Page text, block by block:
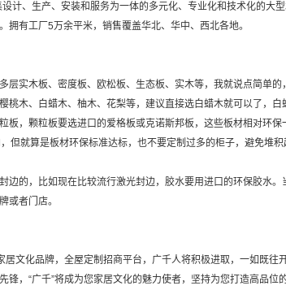
计、生产、安装和服务为一体的多元化、专业化和技术化的大型
有工厂5万余平米，销售覆盖华北、华中、西北各地。
层实木板、密度板、欧松板、生态板、实木等，我就说点简单的
木、白蜡木、柚木、花梨等，建议直接选白蜡木就可以了，白
板，颗粒板要选进口的爱格板或克诺斯邦板，这些板材相对环保
但就算是板材环保标准达标，也不要定制过多的柜子，避免堆积
边的，比如现在比较流行激光封边，胶水要用进口的环保胶水。
或者门店。
居文化品牌，全屋定制招商平台，广千人将积极进取，一如既往
锋，“广千”将成为您家居文化的魅力使者，坚持为您打造高品位